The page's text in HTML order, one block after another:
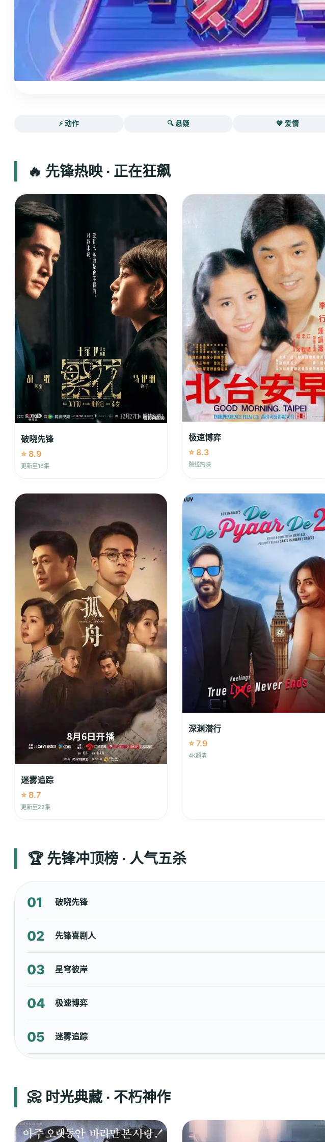
⚡ 动作 🔍 悬疑 💖 爱情
🔥 先锋热映 · 正在狂飙
破晓先锋
⭐ 8.9
更新至16集
极速博弈
⭐ 8.3
院线热映
迷雾追踪
⭐ 8.7
更新至22集
深渊潜行
⭐ 7.9
4K超清
🏆 先锋冲顶榜 · 人气五杀
01 破晓先锋
02 先锋喜剧人
03 星穹彼岸
04 极速博弈
05 迷雾追踪
📀 时光典藏 · 不朽神作